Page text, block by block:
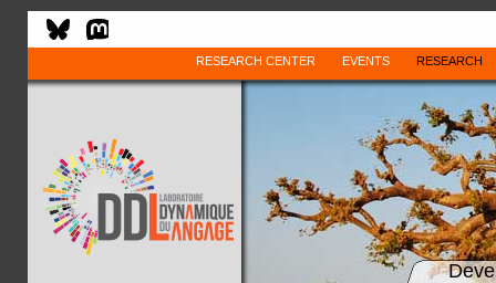
RESEARCH CENTER EVENTS RESEARCH